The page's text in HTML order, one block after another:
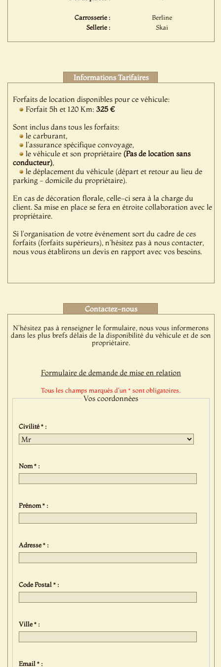
Carrosserie :
Berline
Sellerie :
Skai
Informations Tarifaires
Forfaits de location disponibles pour ce véhicule:
Forfait 5h et 120 Km:325 €
Sont inclus dans tous les forfaits:
le carburant,
l'assurance spécifique convoyage,
le véhicule et son propriétaire (Pas de location sans
conducteur),
le déplacement du véhicule (départ et retour au lieu de
parking - domicile du propriétaire).
En cas de décoration florale, celle-ci sera à la charge du
client. Sa mise en place se fera en étroite collaboration avec le
propriétaire.
Si l'organisation de votre événement sort du cadre de ces
forfaits (forfaits supérieurs), n'hésitez pas à nous contacter,
nous vous établirons un devis en rapport avec vos besoins.
Contactez-nous
N'hésitez pas à renseigner le formulaire, nous vous informerons
dans les plus brefs délais de la disponibilité du véhicule et de son
propriétaire.
Formulaire de demande de mise en relation
Tous les champs marqués d'un * sont obligatoires.
Vos coordonnées
Civilité * :
Nom * :
Prénom * :
Adresse * :
Code Postal * :
Ville * :
Email * :